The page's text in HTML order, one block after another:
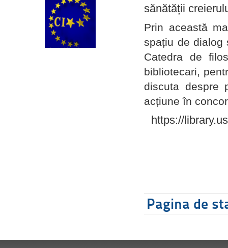
sănătății
Prin această
spațiu de dialog
Catedra de
bibliotecari,
discuta despre
acțiune în
https://
Pagina de